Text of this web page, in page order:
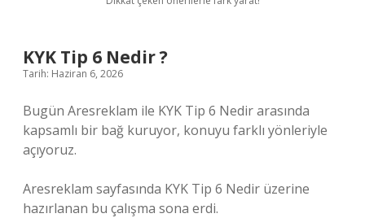
KYK Tip 6 Nedir ?
Tarih: Haziran 6, 2026
Bugün Aresreklam ile KYK Tip 6 Nedir arasında
kapsamlı bir bağ kuruyor, konuyu farklı yönleriyle
açıyoruz.
Aresreklam sayfasında KYK Tip 6 Nedir üzerine
hazırlanan bu çalışma sona erdi.